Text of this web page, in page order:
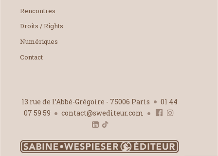
Rencontres
Droits / Rights
Numériques
Contact
13 rue de l’Abbé-Grégoire - 75006 Paris
01 44
07 59 59
contact@swediteur.com